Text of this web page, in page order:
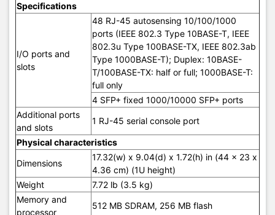
Specifications
I/O ports and
slots
48 RJ-45 autosensing 10/100/1000
ports (IEEE 802.3 Type 10BASE-T, IEEE
802.3u Type 100BASE-TX, IEEE 802.3ab
Type 1000BASE-T); Duplex: 10BASE-
T/100BASE-TX: half or full; 1000BASE-T:
full only
4 SFP+ fixed 1000/10000 SFP+ ports
Additional ports
and slots
1 RJ-45 serial console port
Physical characteristics
Dimensions
17.32(w) x 9.04(d) x 1.72(h) in (44 x 23 x
4.36 cm) (1U height)
Weight
7.72 lb (3.5 kg)
Memory and
processor
512 MB SDRAM, 256 MB flash
typical and 54 W maximum. DC input voltage
range is -48 VDC to -60 VDC. DC input
source is the HPE RPS1600 or RPS 800.
UL 60950-1; EN 60825-1 Safety of Laser
Products-Part 1; EN 60825-2 Safety of Laser
Products-Part 2; IEC 60950-1; IEC 62368-1;
CAN/CSA-C22.2 No. 60950-1; EN 62368-
1/A11; FDA 21 CFR Subchapter J; ROHS
Compliance
Emissions
FCC Part 15 Subpart B CLASS A; ICES-003
CLASS A; VCCI-CISPR 32 CLASS A; EN
55032 CLASS; AS/NZS CISPR32 CLASS A;
CISPR 24; EN 55024; EN 61000-3-2; EN
61000-3-3; ETSI EN 300 386; GB/T 9254;
YD/T 993